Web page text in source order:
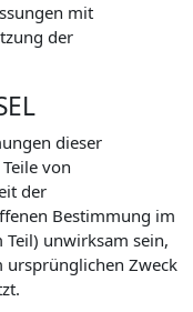
mit
der
dieser
von
der
Bestimmung im
Teil) unwirksam sein,
ursprünglichen Zweck